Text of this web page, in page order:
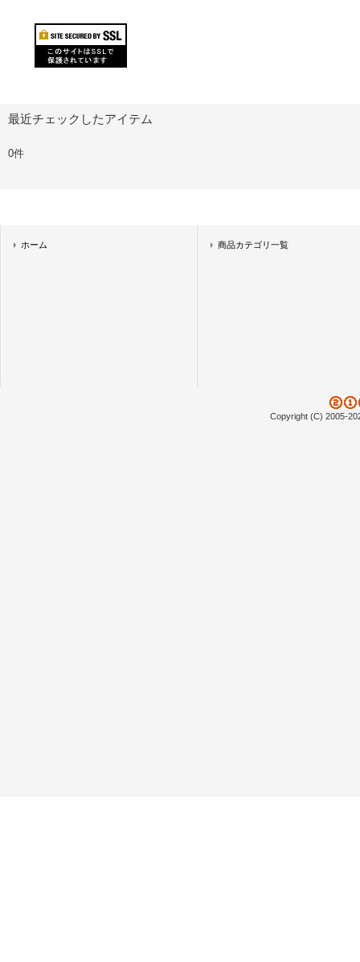
最近チェックしたアイテム
0件
ホーム 商品カテゴリ一覧
Copyright (C) 2005-